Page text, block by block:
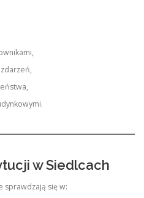
w Siedlcach
sprawdzają się w: